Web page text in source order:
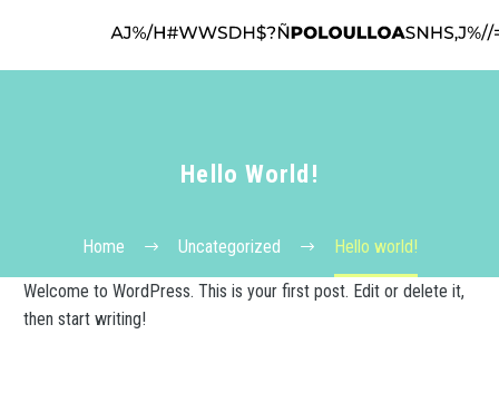
Hello World!
Home Uncategorized Hello world!
Welcome to WordPress. This is your first post. Edit or delete it,
then start writing!